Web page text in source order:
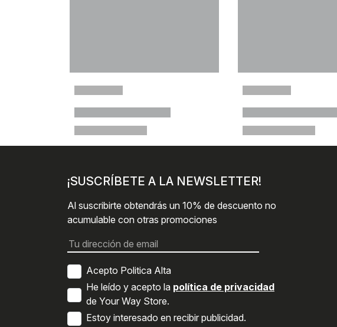
¡SUSCRÍBETE A LA NEWSLETTER!
Al suscribirte obtendrás un 10% de descuento no
acumulable con otras promociones
Acepto Politica Alta
He leído y acepto la política de privacidad
de Your Way Store.
Estoy interesado en recibir publicidad.